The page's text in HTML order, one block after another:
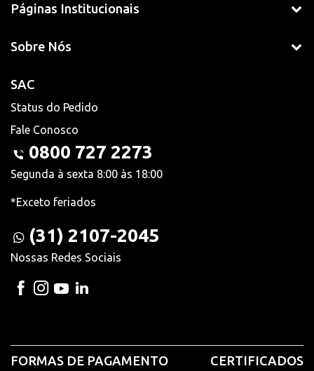
Páginas Institucionais
Sobre Nós
SAC
Status do Pedido
Fale Conosco
0800 727 2273
Segunda à sexta 8:00 às 18:00
*Exceto feriados
(31) 2107-2045
Nossas Redes Sociais
FORMAS DE PAGAMENTO CERTIFICADOS